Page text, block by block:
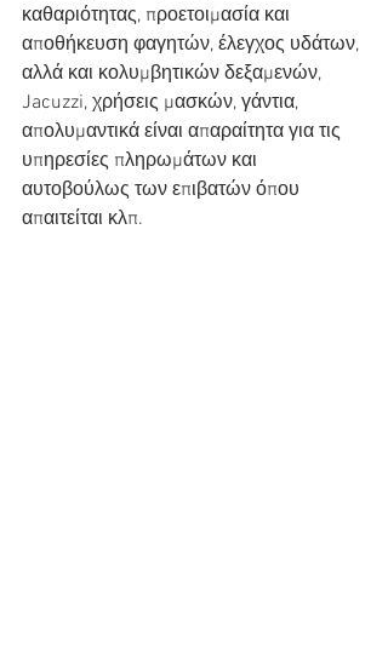
καθαριότητας, προετοιμασία και
αποθήκευση φαγητών, έλεγχος υδάτων,
αλλά και κολυμβητικών δεξαμενών,
Jacuzzi, χρήσεις μασκών, γάντια,
απολυμαντικά είναι απαραίτητα για τις
υπηρεσίες πληρωμάτων και
αυτοβούλως των επιβατών όπου
απαιτείται κλπ.